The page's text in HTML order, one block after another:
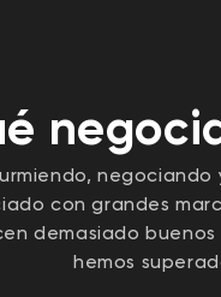
con grandes
demasiado
hemos